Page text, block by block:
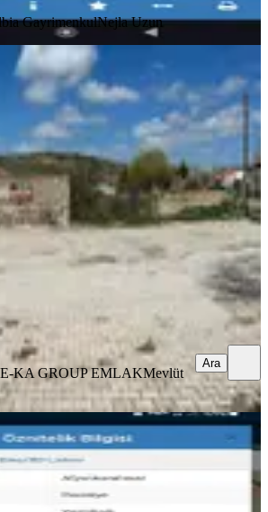
GayrimenkulNejla Uzun
Ka Group'tan Afyonkarahisar
Kayahanda Satılık Arsa
Cumhuriyet Kayıhan Mahallesi
·3.065/m²·24.04.2026
₺
Mevlüt Karkı
KA GROUP EMLAKMevlüt
Ara
Merkezinde Turizm Tesis
Fırsat Arsa*
Esentepe Mahallesi